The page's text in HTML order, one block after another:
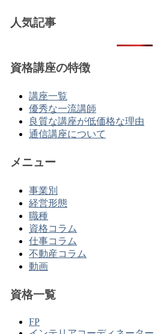
人気記事
資格講座の特徴
講座一覧
優秀な一流講師
良質な講座が低価格な理由
通信講座について
メニュー
事業別
経営形態
職種
資格コラム
仕事コラム
不動産コラム
動画
資格一覧
FP